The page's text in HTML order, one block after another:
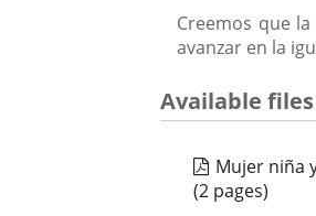
Creemos que
avanzar en la
Available files
Mujer niña
(2 pages)